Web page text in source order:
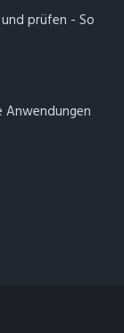
prüfen - So
Anwendungen